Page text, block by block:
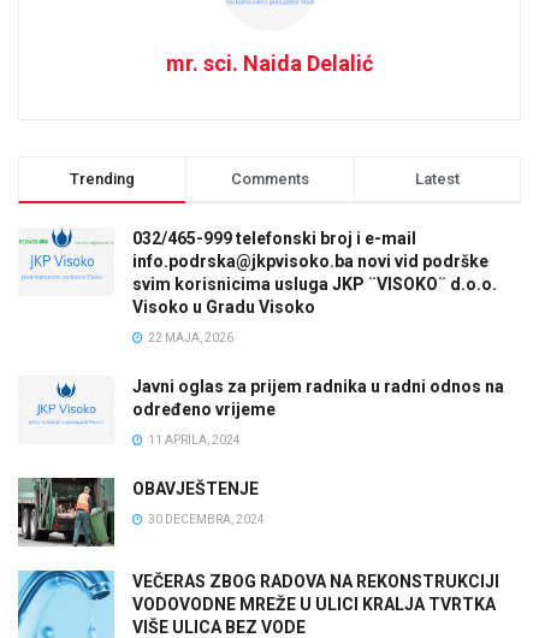
mr. sci. Naida Delalić
Trending Comments Latest
032/465-999 telefonski broj i e-mail
info.podrska@jkpvisoko.ba novi vid podrške
svim korisnicima usluga JKP ¨VISOKO¨ d.o.o.
Visoko u Gradu Visoko
22 MAJA, 2026
Javni oglas za prijem radnika u radni odnos na
određeno vrijeme
11 APRILA, 2024
OBAVJEŠTENJE
30 DECEMBRA, 2024
VEČERAS ZBOG RADOVA NA REKONSTRUKCIJI
VODOVODNE MREŽE U ULICI KRALJA TVRTKA
VIŠE ULICA BEZ VODE